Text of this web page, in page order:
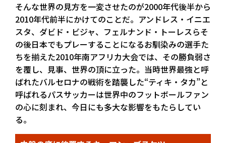
そんな世界の見方を一変させたのが2000年代後半から
2010年代前半にかけてのことだ。アンドレス・イニエ
スタ、ダビド・ビジャ、フェルナンド・トーレスらそ
の後日本でもプレーすることになるお馴染みの選手た
ちを揃えた2010年南アフリカ大会では、その勝負弱さ
を覆し、見事、世界の頂に立った。当時世界最強と呼
ばれたバルセロナの戦術を踏襲した“ティキ・タカ”と
呼ばれるパスサッカーは世界中のフットボールファン
の心に刻まれ、今日にも多大な影響をもたらしてい
る。